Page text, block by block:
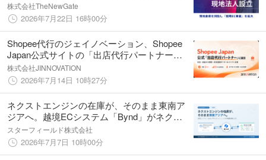
立・現地倉庫を開設
株式会社TheNewGate
2026年7月22日 16時00分
Shopee代行のジェイノベーション、Shopee
Japan公式サイトの「出店代行パートナー」
ページへ掲載されました
株式会社JINNOVATION
2026年7月14日 10時27分
ネクストエンジンの在庫が、そのまま東南ア
ジアへ。越境ECシステム「Bynd」がネクス
トエンジンとの在庫自動連携に対応
スターフィールド株式会社
2026年7月7日 10時00分